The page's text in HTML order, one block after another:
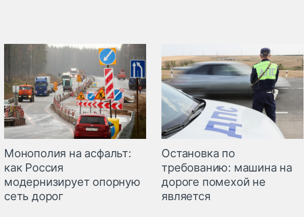
Монополия на асфальт:
как Россия
модернизирует опорную
сеть дорог
Остановка по
требованию: машина на
дороге помехой не
является